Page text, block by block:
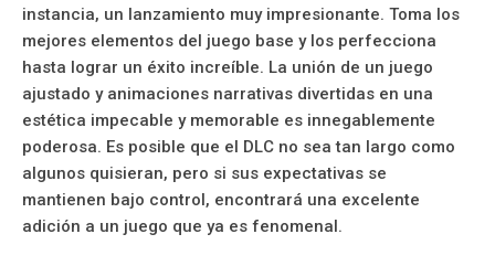
instancia, un lanzamiento muy impresionante. Toma los
mejores elementos del juego base y los perfecciona
hasta lograr un éxito increíble. La unión de un juego
ajustado y animaciones narrativas divertidas en una
estética impecable y memorable es innegablemente
poderosa. Es posible que el DLC no sea tan largo como
algunos quisieran, pero si sus expectativas se
mantienen bajo control, encontrará una excelente
adición a un juego que ya es fenomenal.